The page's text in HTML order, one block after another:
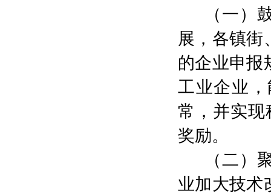
（一）
展，各镇街
的企业申报
工业企业，
常，并实
奖励。
（二）
业加大技术